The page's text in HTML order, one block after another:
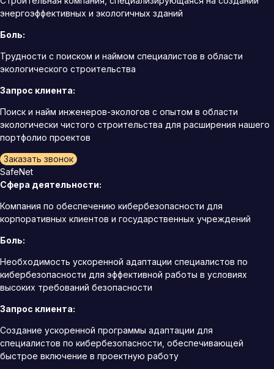
энергоэффективных и экологичных зданий
Боль:
Трудности с поиском и наймом специалистов в области
экологического строительства
Запрос клиента:
Поиск и найм инженеров-экологов с опытом в области
экологически чистого строительства для расширения нашего
портфолио проектов
Заказать звонок
SafeNet
Сфера деятельности:
Компания по обеспечению кибербезопасности для
корпоративных клиентов и государственных учреждений
Боль:
Необходимость ускоренной адаптации специалистов по
кибербезопасности для эффективной работы в условиях
высоких требований безопасности
Запрос клиента:
Создание ускоренной программы адаптации для
специалистов по кибербезопасности, обеспечивающей
быстрое включение в проектную работу